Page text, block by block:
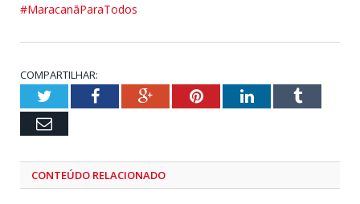
#MaracanãParaTodos
COMPARTILHAR:
TwitterFacebookGoogle+PinterestLinkedInTumblr
Email
CONTEÚDO RELACIONADO